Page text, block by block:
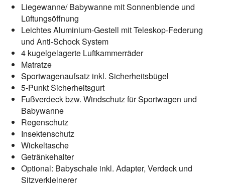
Liegewanne/ Babywanne mit Sonnenblende und
Lüftungsöffnung
Leichtes Aluminium-Gestell mit Teleskop-Federung
und Anti-Schock System
4 kugelgelagerte Luftkammerräder
Matratze
Sportwagenaufsatz inkl. Sicherheitsbügel
5-Punkt Sicherheitsgurt
Fußverdeck bzw. Windschutz für Sportwagen und
Babywanne
Regenschutz
Insektenschutz
Wickeltasche
Getränkehalter
Optional: Babyschale inkl. Adapter, Verdeck und
Sitzverkleinerer